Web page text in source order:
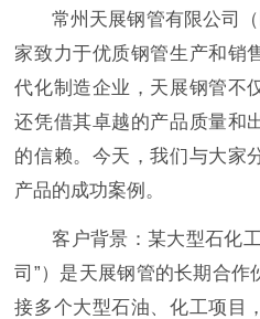
常州天展钢管有限公司
家致力于优质钢管生产和销
代化制造企业，天展钢管不
还凭借其卓越的产品质量和
的信赖。今天，我们与大家
产品的成功案例。
客户背景：某大型石化
司”）是天展钢管的长期合
接多个大型石油、化工项目